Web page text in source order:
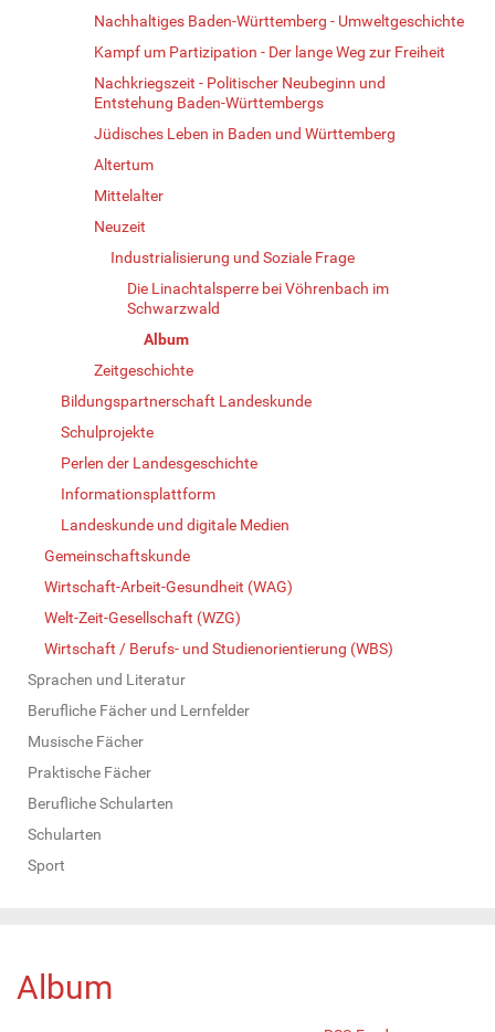
Nachhaltiges Baden-Württemberg - Umweltgeschichte
Kampf um Partizipation - Der lange Weg zur Freiheit
Nachkriegszeit - Politischer Neubeginn und
Entstehung Baden-Württembergs
Jüdisches Leben in Baden und Württemberg
Altertum
Mittelalter
Neuzeit
Industrialisierung und Soziale Frage
Die Linachtalsperre bei Vöhrenbach im
Schwarzwald
Album
Zeitgeschichte
Bildungspartnerschaft Landeskunde
Schulprojekte
Perlen der Landesgeschichte
Informationsplattform
Landeskunde und digitale Medien
Gemeinschaftskunde
Wirtschaft-Arbeit-Gesundheit (WAG)
Welt-Zeit-Gesellschaft (WZG)
Wirtschaft / Berufs- und Studienorientierung (WBS)
Sprachen und Literatur
Berufliche Fächer und Lernfelder
Musische Fächer
Praktische Fächer
Berufliche Schularten
Schularten
Sport
Album